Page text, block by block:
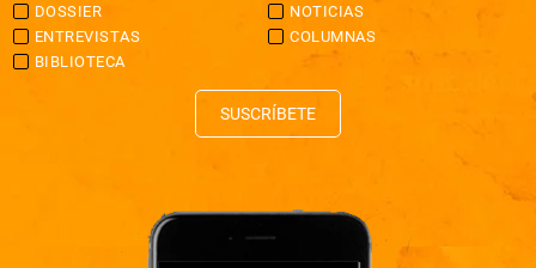
DOSSIER
NOTICIAS
ENTREVISTAS
COLUMNAS
BIBLIOTECA
SUSCRÍBETE